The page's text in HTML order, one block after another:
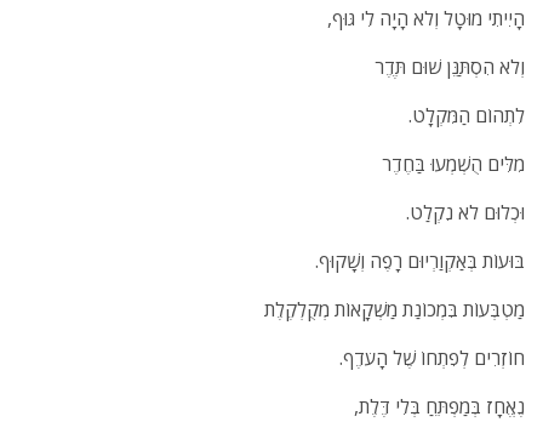
הָיִיתִי מוּטָל וְלֹא הָיָה לִי גּוּף,
וְלֹא הִסְתַּנֵּן שׁוּם תֶּדֶר
לִתְהוֹם הַמִּקְלָט.
מִלִּים הֻשְׁמְעוּ בַּחֶדֶר
וּכְלוּם לֹא נִקְלַט.
בּוּעוֹת בְּאַקְוַרְיוּם רָפֶה וְשָׁקוּף.
מַטְבְּעוֹת בִּמְכוֹנַת מַשְׁקָאוֹת מְקֻלְקֶלֶת
חוֹזְרִים לְפִתְחוֹ שֶׁל הָעֹדֶף.
נֶאֱחָז בְּמַפְתֵּחַ בְּלִי דֶּלֶת,